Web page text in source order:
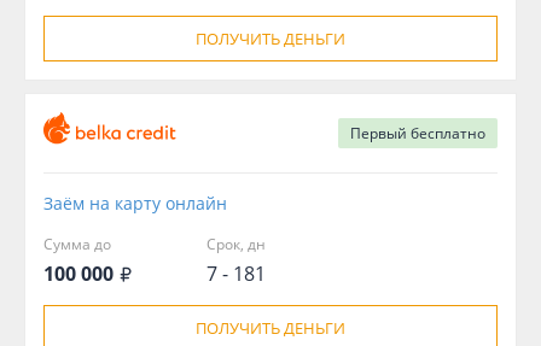
ПОЛУЧИТЬ ДЕНЬГИ
Первый бесплатно
Заём на карту онлайн
Сумма до
100 000
Срок, дн
7 - 181
ПОЛУЧИТЬ ДЕНЬГИ